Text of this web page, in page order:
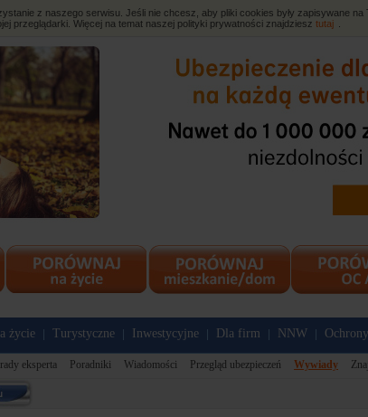
z naszego serwisu. Jeśli nie chcesz, aby pliki cookies były zapisywane na
przeglądarki. Więcej na temat naszej polityki prywatności znajdziesz tutaj
życie Turystyczne Inwestycyjne Dla firm NNW
eksperta Poradniki Wiadomości Przegląd ubezpieczeń Wywiady